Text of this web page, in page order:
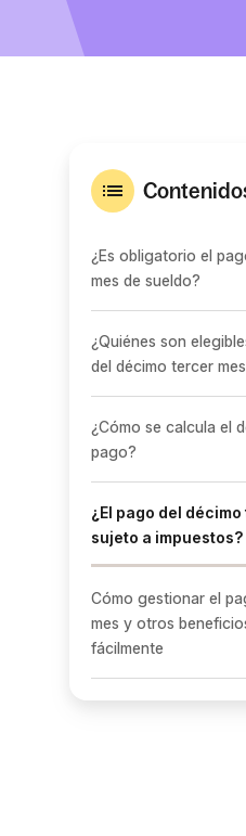
¿Es obligatorio el
mes de sueldo?
¿Quiénes son
del décimo tercer
¿Cómo se calcula el
pago?
¿El pago del
sujeto a impuestos?
Cómo gestionar el
mes y otros
fácilmente